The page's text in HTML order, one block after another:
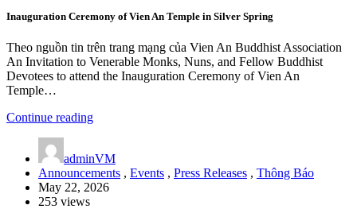
Inauguration Ceremony of Vien An Temple in Silver Spring
Theo nguồn tin trên trang mạng của Vien An Buddhist Association
An Invitation to Venerable Monks, Nuns, and Fellow Buddhist
Devotees to attend the Inauguration Ceremony of Vien An
Temple…
Continue reading
adminVM
Announcements , Events , Press Releases , Thông Báo
May 22, 2026
253 views